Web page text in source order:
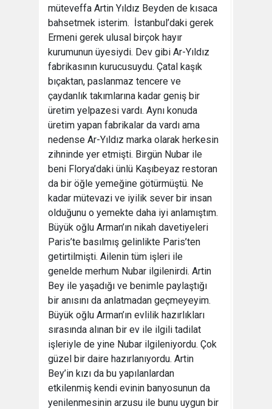
müteveffa Artin Yıldız Beyden de kısaca
bahsetmek isterim. İstanbul’daki gerek
Ermeni gerek ulusal birçok hayır
kurumunun üyesiydi. Dev gibi Ar-Yıldız
fabrikasının kurucusuydu. Çatal kaşık
bıçaktan, paslanmaz tencere ve
çaydanlık takımlarına kadar geniş bir
üretim yelpazesi vardı. Aynı konuda
üretim yapan fabrikalar da vardı ama
nedense Ar-Yıldız marka olarak herkesin
zihninde yer etmişti. Birgün Nubar ile
beni Florya’daki ünlü Kaşıbeyaz restoran
da bir öğle yemeğine götürmüştü. Ne
kadar mütevazi ve iyilik sever bir insan
olduğunu o yemekte daha iyi anlamıştım.
Büyük oğlu Arman’ın nikah davetiyeleri
Paris’te basılmış gelinlikte Paris’ten
getirtilmişti. Ailenin tüm işleri ile
genelde merhum Nubar ilgilenirdi. Artin
Bey ile yaşadığı ve benimle paylaştığı
bir anısını da anlatmadan geçmeyeyim.
Büyük oğlu Arman’ın evlilik hazırlıkları
sırasında alınan bir ev ile ilgili tadilat
işleriyle de yine Nubar ilgileniyordu. Çok
güzel bir daire hazırlanıyordu. Artin
Bey’in kızı da bu yapılanlardan
etkilenmiş kendi evinin banyosunun da
yenilenmesinin arzusu ile bunu uygun bir